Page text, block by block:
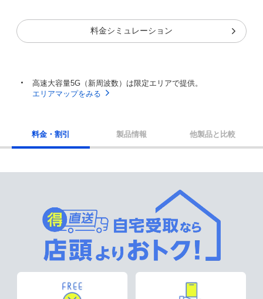
料金シミュレーション
高速大容量5G（新周波数）は限定エリアで提供。
エリアマップをみる
料金・割引 製品情報 他製品と比較